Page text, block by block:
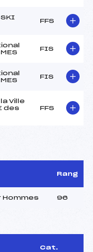
SKI
FFS
FIS
FIS
Ville
des
FFS
Rang
Hommes 96
Cat.